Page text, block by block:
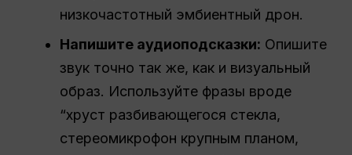
низкочастотный эмбиентный дрон.
Напишите аудиоподсказки: Опишите
звук точно так же, как и визуальный
образ. Используйте фразы вроде
“хруст разбивающегося стекла,
стереомикрофон крупным планом,